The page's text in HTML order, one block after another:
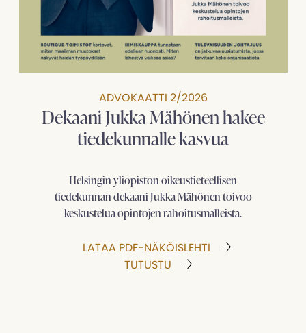
ADVOKAATTI 2/2026
Dekaani Jukka Mähönen hakee
tiedekunnalle kasvua
Helsingin yliopiston oikeustieteellisen
tiedekunnan dekaani Jukka Mähönen toivoo
keskustelua opintojen ­rahoitusmalleista.
LATAA PDF-NÄKÖISLEHTI
TUTUSTU